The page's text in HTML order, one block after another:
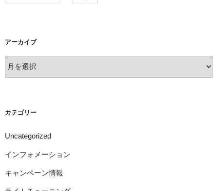
アーカイブ
ー
カテゴリー
Uncategorized
インフォメーション
キャンペーン情報